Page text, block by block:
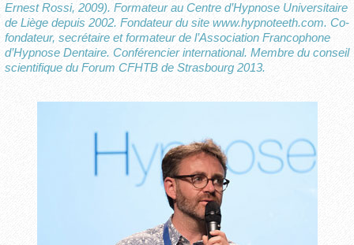
Ernest Rossi, 2009). Formateur au Centre d’Hypnose Universitaire
de Liège depuis 2002. Fondateur du site www.hypnoteeth.com. Co-
fondateur, secrétaire et formateur de l’Association Francophone
d’Hypnose Dentaire. Conférencier international. Membre du conseil
scientifique du Forum CFHTB de Strasbourg 2013.